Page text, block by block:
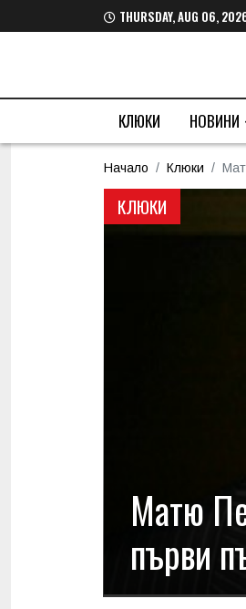
THURSDAY, AUG 06,
КЛЮКИ НОВИНИ
Начало Клюки
КЛЮКИ
Матю
първи